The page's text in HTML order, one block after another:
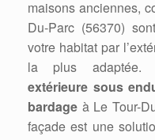
maisons anciennes,
Du-Parc (56370)
votre habitat par
la plus adaptée.
extérieure sous
bardage à Le Tour-
façade est une